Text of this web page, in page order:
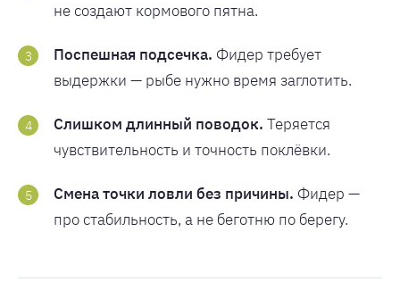
не создают кормового пятна.
Поспешная подсечка. Фидер требует
выдержки — рыбе нужно время заглотить.
Слишком длинный поводок. Теряется
чувствительность и точность поклёвки.
Смена точки ловли без причины. Фидер —
про стабильность, а не беготню по берегу.